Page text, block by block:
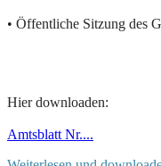
• Öffentliche Sitzung des
Hier downloaden:
Amtsblatt Nr....